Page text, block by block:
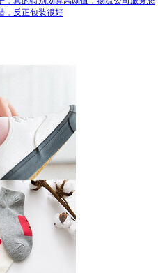
，反正包装很好